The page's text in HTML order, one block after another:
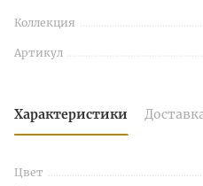
Коллекция
Артикул
Характеристики
Цвет